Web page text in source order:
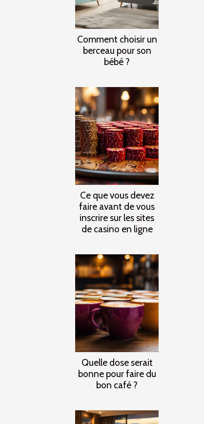
Comment choisir un
berceau pour son
bébé ?
Ce que vous devez
faire avant de vous
inscrire sur les sites
de casino en ligne
Quelle dose serait
bonne pour faire du
bon café ?